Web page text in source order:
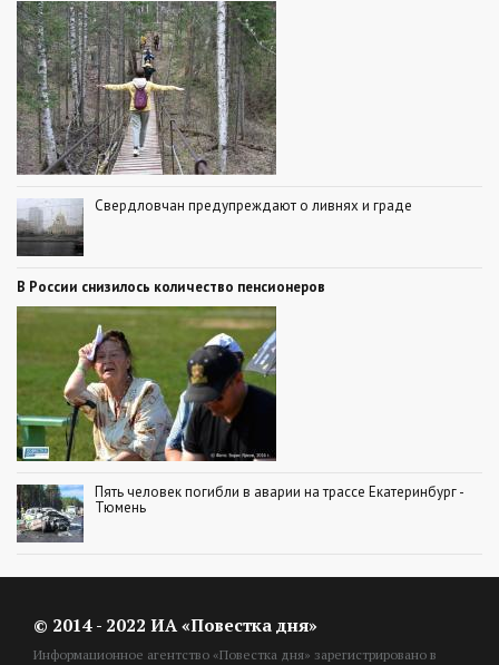
Свердловчан предупреждают о ливнях и граде
В России снизилось количество пенсионеров
Пять человек погибли в аварии на трассе Екатеринбург -
Тюмень
© 2014 - 2022 ИА «Повестка дня»
Информационное агентство «Повестка дня» зарегистрировано в